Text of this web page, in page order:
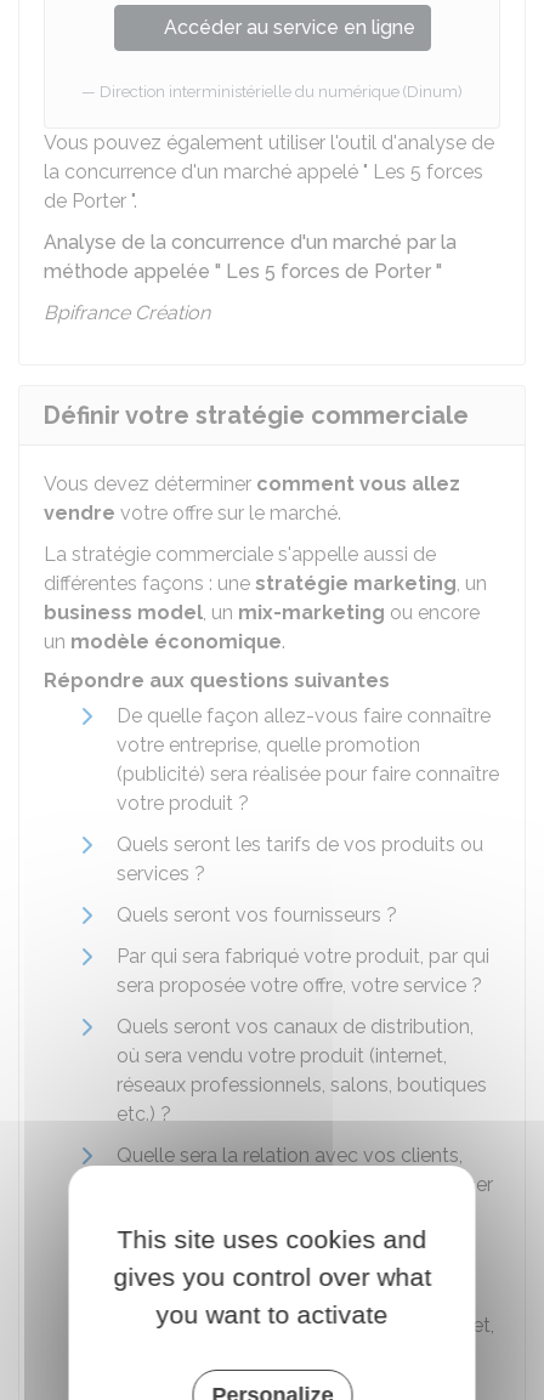
Accéder au service en ligne
Direction interministérielle du numérique (Dinum)
Vous pouvez également utiliser l'outil d'analyse de
la concurrence d'un marché appelé " Les 5 forces
de Porter ".
Analyse de la concurrence d'un marché par la
méthode appelée " Les 5 forces de Porter "
Bpifrance Création
Définir votre stratégie commerciale
Vous devez déterminer comment vous allez
vendre votre offre sur le marché.
La stratégie commerciale s'appelle aussi de
différentes façons : une stratégie marketing, un
business model, un mix-marketing ou encore
un modèle économique.
Répondre aux questions suivantes
De quelle façon allez-vous faire connaître
votre entreprise, quelle promotion
(publicité) sera réalisée pour faire connaître
votre produit ?
Quels seront les tarifs de vos produits ou
services ?
Quels seront vos fournisseurs ?
Par qui sera fabriqué votre produit, par qui
sera proposée votre offre, votre service ?
Quels seront vos canaux de distribution,
où sera vendu votre produit (internet,
réseaux professionnels, salons, boutiques
etc.) ?
Quelle sera la relation avec vos clients,
comment avez-vous prévu de les fidéliser
Où seront stockés vos produits ?
Quelles seront les pistes de
développement de votre activité (internet,
This site uses cookies and
gives you control over what
you want to activate
Personalize